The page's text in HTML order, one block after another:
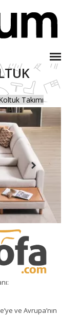
Takımı
ve Avrupa’nın